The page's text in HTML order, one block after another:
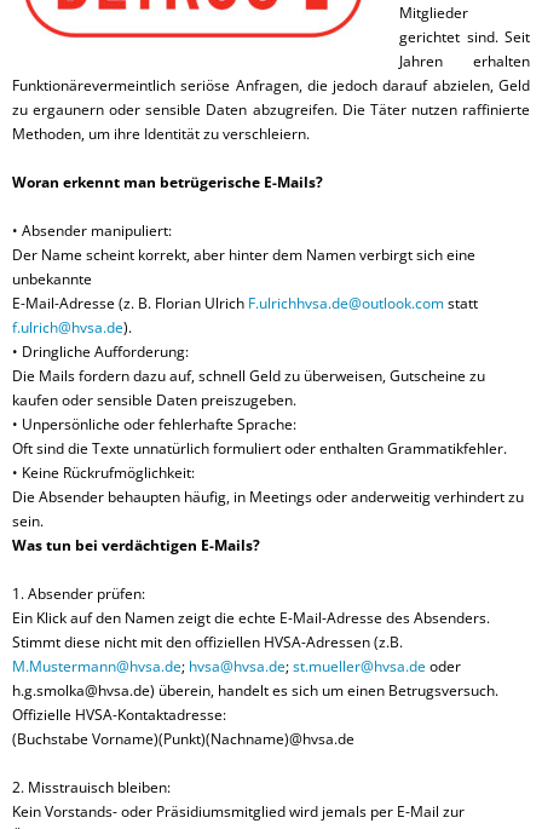
Mitglieder
gerichtet sind. Seit
Jahren erhalten
Funktionärevermeintlich seriöse Anfragen, die jedoch darauf abzielen, Geld
zu ergaunern oder sensible Daten abzugreifen. Die Täter nutzen raffinierte
Methoden, um ihre Identität zu verschleiern.
Woran erkennt man betrügerische E-Mails?
• Absender manipuliert:
Der Name scheint korrekt, aber hinter dem Namen verbirgt sich eine
unbekannte
E-Mail-Adresse (z. B. Florian Ulrich F.ulrichhvsa.de@outlook.comstatt
f.ulrich@hvsa.de).
• Dringliche Aufforderung:
Die Mails fordern dazu auf, schnell Geld zu überweisen, Gutscheine zu
kaufen oder sensible Daten preiszugeben.
• Unpersönliche oder fehlerhafte Sprache:
Oft sind die Texte unnatürlich formuliert oder enthalten Grammatikfehler.
• Keine Rückrufmöglichkeit:
Die Absender behaupten häufig, in Meetings oder anderweitig verhindert zu
sein.
Was tun bei verdächtigen E-Mails?
1.Absender prüfen:
Ein Klick auf den Namen zeigt die echte E-Mail-Adresse des Absenders.
Stimmt diese nicht mit den offiziellen HVSA-Adressen(z.B.
M.Mustermann@hvsa.de; hvsa@hvsa.de;st.mueller@hvsa.deoder
h.g.smolka@hvsa.de) überein, handelt es sich um einen Betrugsversuch.
Offizielle HVSA-Kontaktadresse:
(BuchstabeVorname)(Punkt)(Nachname)@hvsa.de
2. Misstrauisch bleiben:
Kein Vorstands- oder Präsidiumsmitglied wird jemals per E-Mail zur